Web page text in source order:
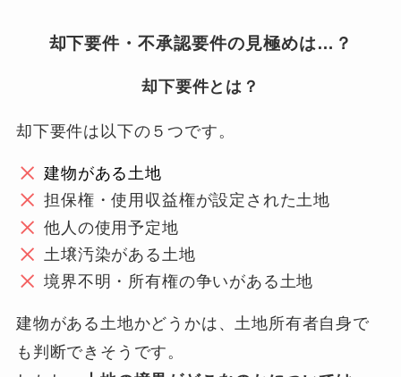
却下要件・不承認要件の見極めは…？
却下要件とは？
却下要件は以下の５つです。
建物がある土地
担保権・使用収益権が設定された土地
他人の使用予定地
土壌汚染がある土地
境界不明・所有権の争いがある土地
建物がある土地かどうかは、土地所有者自身で
も判断できそうです。